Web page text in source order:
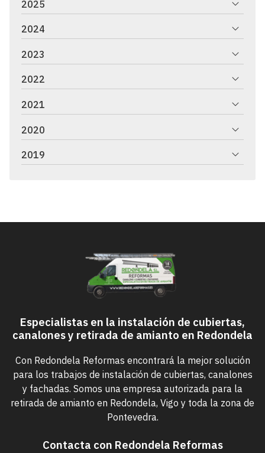
2025
2024
2023
2022
2021
2020
2019
Especialistas en la instalación de cubiertas,
canalones y retirada de amianto en Redondela
Con Redondela Reformas encontrará la mejor solución
para los trabajos de instalación de cubiertas, canalones
y fachadas. Somos una empresa autorizada para la
retirada de amianto en Redondela, Vigo y toda la zona de
Pontevedra.
Contacta con Redondela Reformas